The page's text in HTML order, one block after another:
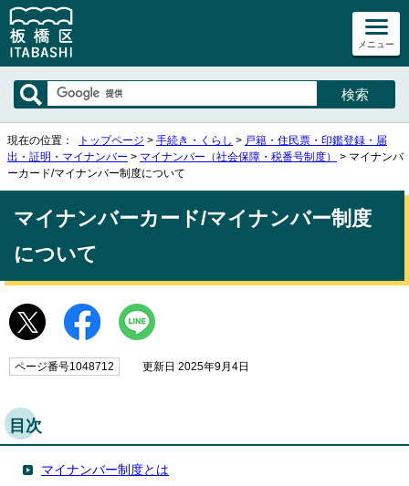
メニュー
現在の位置： トップページ > 手続き・くらし > 戸籍・住民票・印鑑登録・届
出・証明・マイナンバー > マイナンバー（社会保障・税番号制度）
> マイナンバ
ーカード/マイナンバー制度について
マイナンバーカード/マイナンバー制度
について
ページ番号1048712 更新日 2025年9月4日
目次
マイナンバー制度とは